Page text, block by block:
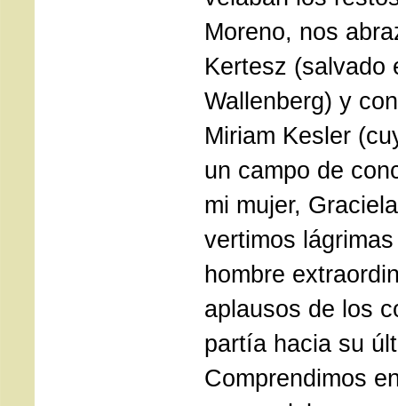
Moreno, nos
Kertesz (salvado
Wallenberg) y
Miriam Kesler
un campo de
mi mujer,
vertimos
hombre
aplausos de los
partía hacia su
Comprendimos